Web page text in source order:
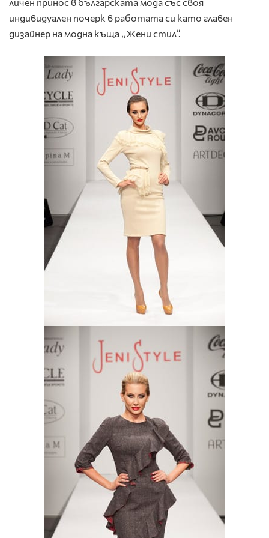
индивидуален почерк в работата си като главен
дизайнер на модна къща ,,Жени стил”.